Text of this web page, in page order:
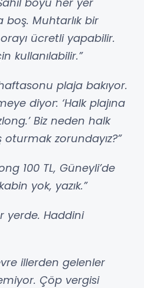
Muhtarlık bir
ücretli yapabilir.
kullanılabilir.”
plaja bakıyor.
diyor: ‘Halk plajına
Biz neden halk
oturmak zorundayız?”
100 TL, Güneyli’de
yok, yazık.”
yerde. Haddini
illerden gelenler
Çöp vergisi